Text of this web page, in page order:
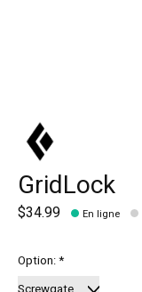
GridLock
$34.99 En ligne
Option:*